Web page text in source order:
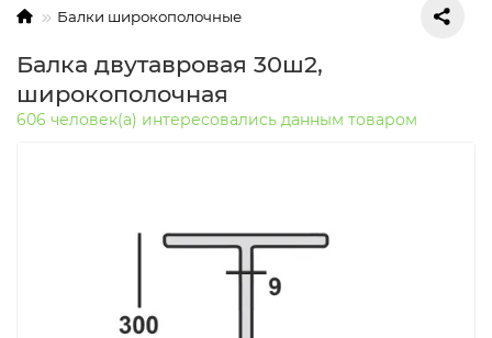
Балки широкополочные
Балка двутавровая 30ш2,
широкополочная
606 человек(а) интересовались данным товаром